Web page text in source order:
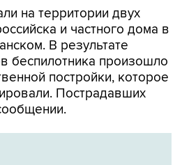
на территории двух
и частного дома в
В результате
беспилотника произошло
постройки, которое
Пострадавших